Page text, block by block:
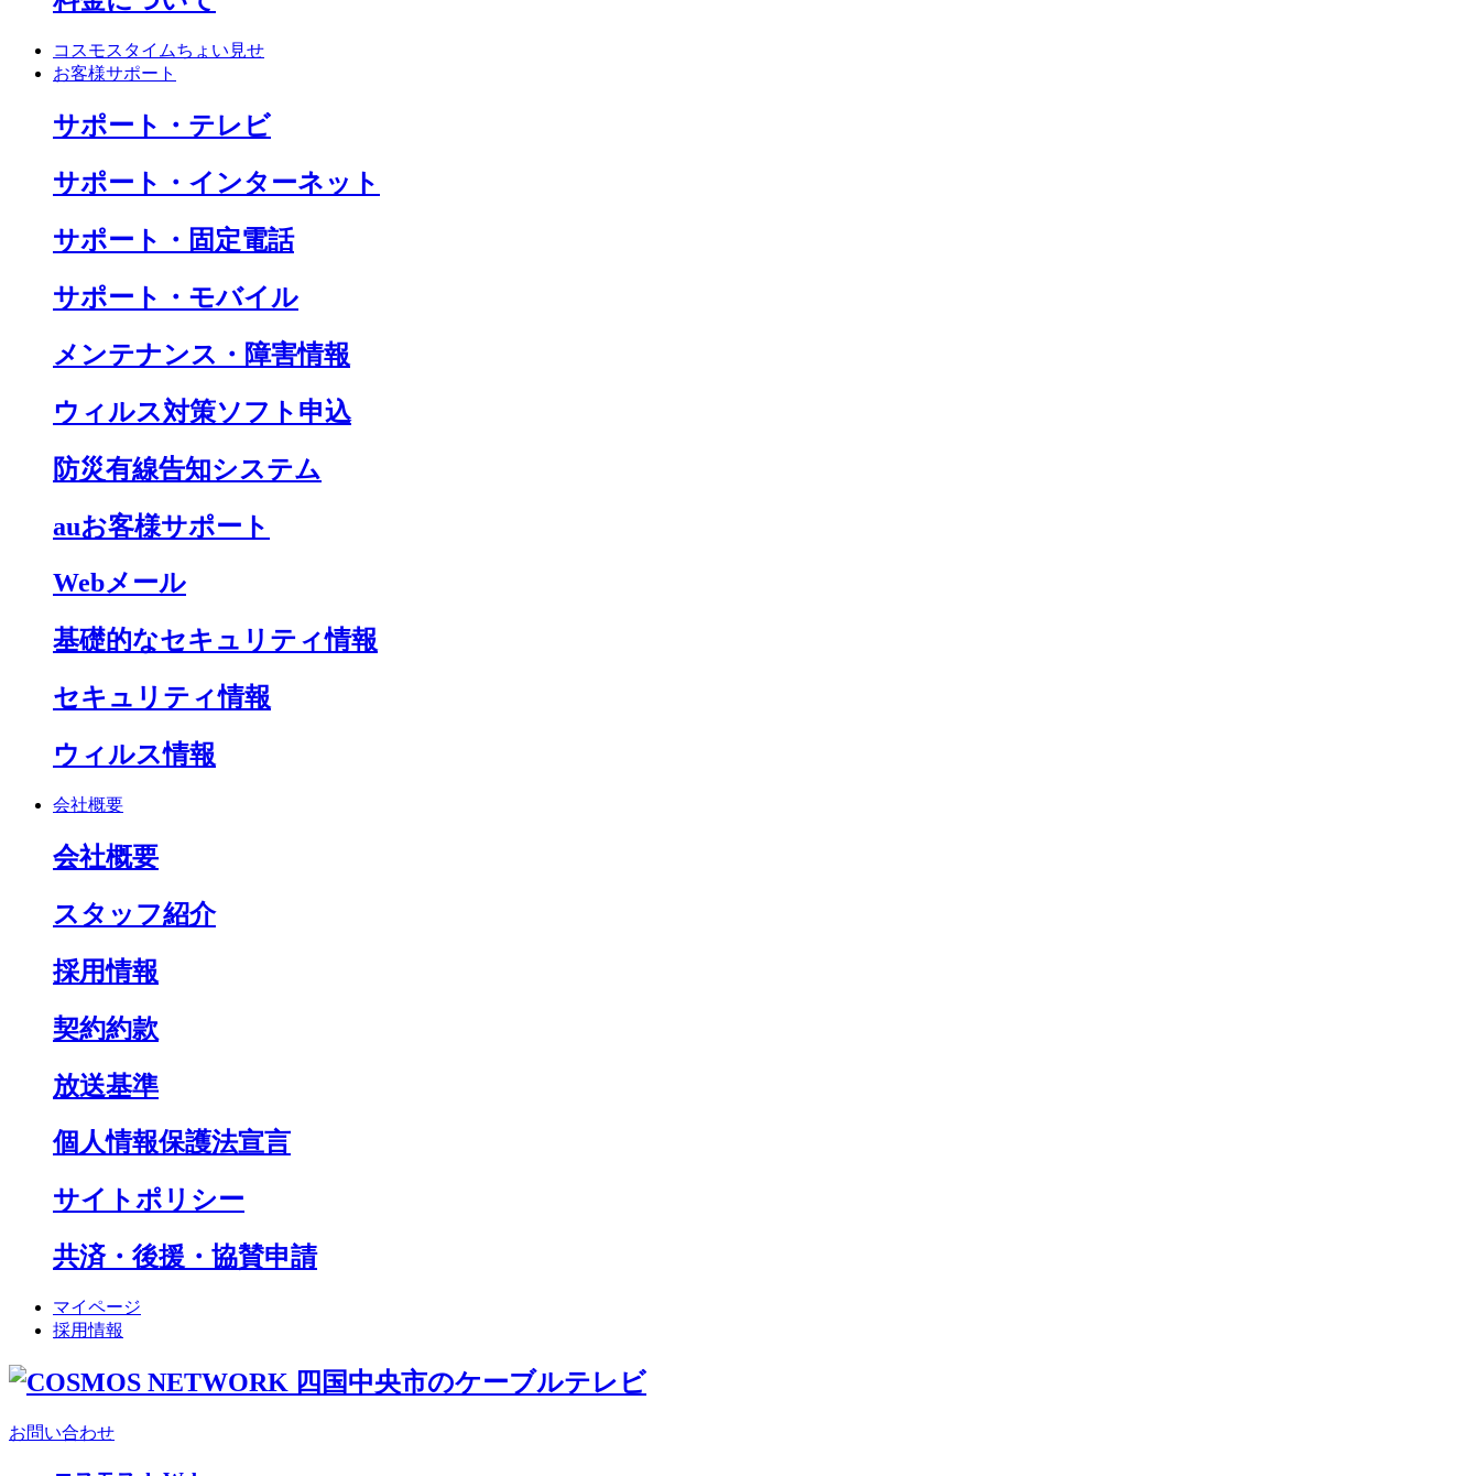
コスモスタイムちょい見せ
お客様サポート
サポート・テレビ
サポート・インターネット
サポート・固定電話
サポート・モバイル
メンテナンス・障害情報
ウィルス対策ソフト申込
防災有線告知システム
auお客様サポート
Webメール
基礎的なセキュリティ情報
セキュリティ情報
ウィルス情報
会社概要
会社概要
スタッフ紹介
採用情報
契約約款
放送基準
個人情報保護法宣言
サイトポリシー
共済・後援・協賛申請
マイページ
採用情報
お問い合わせ